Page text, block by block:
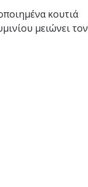
κουτιά
μειώνει τον